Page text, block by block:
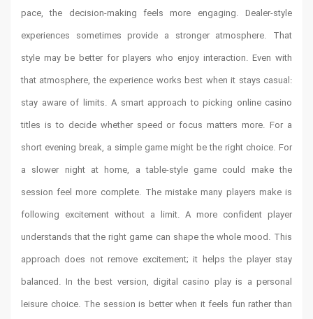
pace, the decision-making feels more engaging. Dealer-style
experiences sometimes provide a stronger atmosphere. That
style may be better for players who enjoy interaction. Even with
that atmosphere, the experience works best when it stays casual:
stay aware of limits. A smart approach to picking online casino
titles is to decide whether speed or focus matters more. For a
short evening break, a simple game might be the right choice. For
a slower night at home, a table-style game could make the
session feel more complete. The mistake many players make is
following excitement without a limit. A more confident player
understands that the right game can shape the whole mood. This
approach does not remove excitement; it helps the player stay
balanced. In the best version, digital casino play is a personal
leisure choice. The session is better when it feels fun rather than